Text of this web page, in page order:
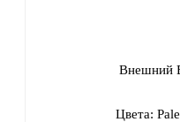
Внешний
Цвета: